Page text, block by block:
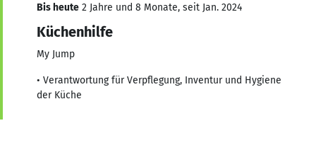
Bis heute 2 Jahre und 8 Monate, seit Jan. 2024
Küchenhilfe
My Jump
• Verantwortung für Verpflegung, Inventur und Hygiene
der Küche